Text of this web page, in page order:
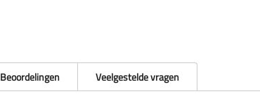
Beoordelingen
Veelgestelde vragen